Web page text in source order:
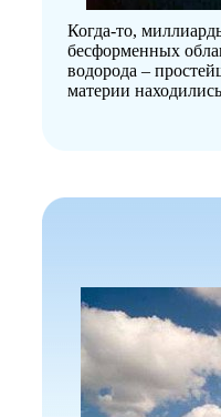
Когда-то,
бесформенных
водорода –
материи